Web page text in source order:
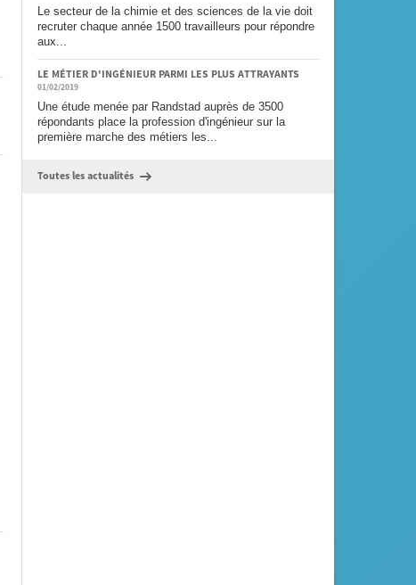
Le secteur de la chimie et des sciences de la vie doit
recruter chaque année 1500 travailleurs pour répondre
aux...
LE MÉTIER D'INGÉNIEUR PARMI LES PLUS ATTRAYANTS
01/02/2019
Une étude menée par Randstad auprès de 3500
répondants place la profession d'ingénieur sur la
première marche des métiers les...
Toutes les actualités